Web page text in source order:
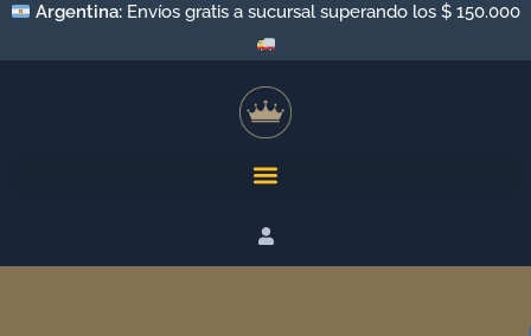
Argentina: Envíos gratis a sucursal superando los $ 150.000